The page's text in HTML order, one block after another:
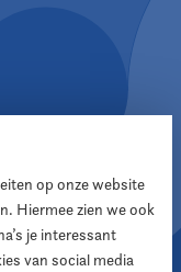
op onze website
Hiermee zien we ook
je interessant
van social media